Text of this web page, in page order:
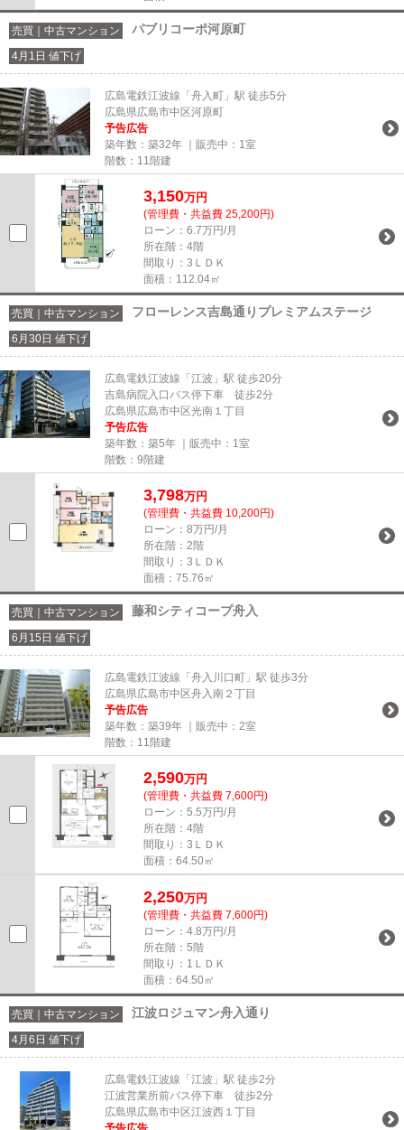
売買｜中古マンション パブリコーポ河原町
4月1日 値下げ
広島電鉄江波線「舟入町」駅 徒歩5分
広島県広島市中区河原町
予告広告
築年数：築32年 ｜販売中： 1室
階数：11階建
3,150万円
(管理費・共益費 25,200円)
ローン：6.7万円/月
所在階：4階
間取り：3ＬＤＫ
面積：112.04㎡
売買｜中古マンション フローレンス吉島通りプレミアムステージ
6月30日 値下げ
広島電鉄江波線「江波」駅 徒歩20分
吉島病院入口バス停下車 徒歩2分
広島県広島市中区光南１丁目
予告広告
築年数：築5年 ｜販売中： 1室
階数：9階建
3,798万円
(管理費・共益費 10,200円)
ローン：8万円/月
所在階：2階
間取り：3ＬＤＫ
面積：75.76㎡
売買｜中古マンション 藤和シティコープ舟入
6月15日 値下げ
広島電鉄江波線「舟入川口町」駅 徒歩3分
広島県広島市中区舟入南２丁目
予告広告
築年数：築39年 ｜販売中： 2室
階数：11階建
2,590万円
(管理費・共益費 7,600円)
ローン：5.5万円/月
所在階：4階
間取り：3ＬＤＫ
面積：64.50㎡
2,250万円
(管理費・共益費 7,600円)
ローン：4.8万円/月
所在階：5階
間取り：1ＬＤＫ
面積：64.50㎡
売買｜中古マンション 江波ロジュマン舟入通り
4月6日 値下げ
広島電鉄江波線「江波」駅 徒歩2分
江波営業所前バス停下車 徒歩2分
広島県広島市中区江波西１丁目